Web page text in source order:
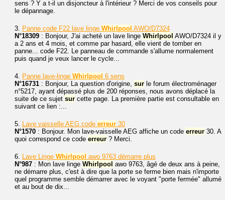
sens ? Y a t-il un disjoncteur à l'intérieur ? Merci de vos conseils pour
le dépannage.
3. Panne code F22 lave linge Whirlpool AWO/D7324
N°18309 : Bonjour, J'ai acheté un lave linge Whirlpool AWO/D7324 il y
a 2 ans et 4 mois, et comme par hasard, elle vient de tomber en
panne... code F22. Le panneau de commande s'allume normalement
puis quand je veux lancer le cycle...
4. Panne lave-linge Whirlpool 6 sens
N°16731 : Bonjour, La question d'origine, sur le forum électroménager
n°5217, ayant dépassé plus de 200 réponses, nous avons déplacé la
suite de ce sujet sur cette page. La première partie est consultable en
suivant ce lien :...
5. Lave vaisselle AEG code erreur 30
N°1570 : Bonjour. Mon lave-vaisselle AEG affiche un code erreur 30. A
quoi correspond ce code erreur ? Merci.
6. Lave Linge Whirlpool awo 9763 démarre plus
N°987 : Mon lave linge Whirlpool awo 9763, âgé de deux ans à peine,
ne démarre plus, c'est à dire que la porte se ferme bien mais n'importe
quel programme semble démarrer avec le voyant "porte fermée" allumé
et au bout de dix...